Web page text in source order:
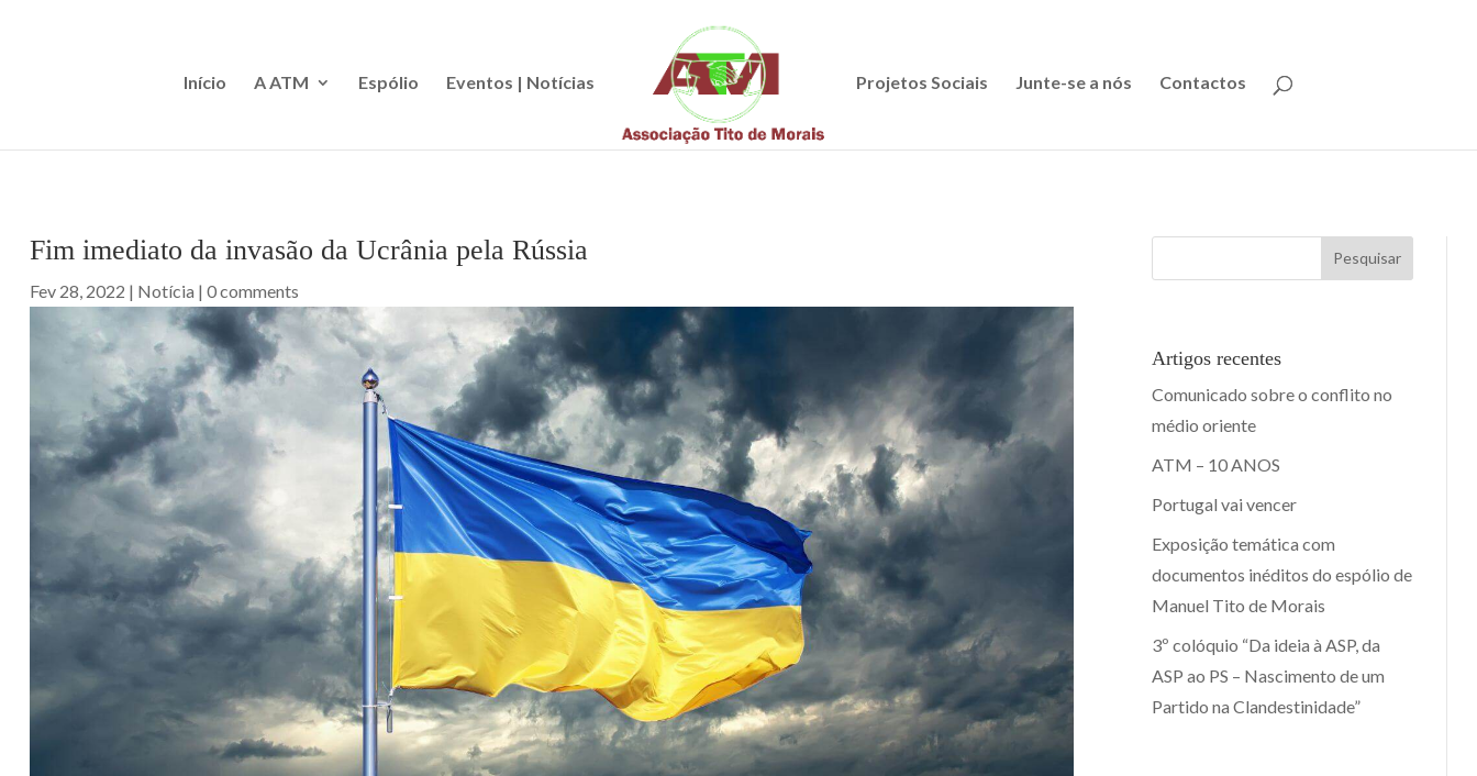
Início A ATM Espólio Eventos | Notícias Projetos Sociais Junte-se a nós Contactos
Fim imediato da invasão da Ucrânia pela Rússia
Fev 28, 2022 | Notícia | 0 comments
Pesquisar
Artigos recentes
Comunicado sobre o conflito no
médio oriente
ATM – 10 ANOS
Portugal vai vencer
Exposição temática com
documentos inéditos do espólio de
Manuel Tito de Morais
3º colóquio “Da ideia à ASP, da
ASP ao PS – Nascimento de um
Partido na Clandestinidade”